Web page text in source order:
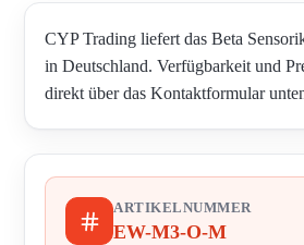
CYP Trading liefert das Beta
in Deutschland. Verfügbarkeit und
direkt über das Kontaktformular
ARTIKELNUMMER
EW-M3-O-M